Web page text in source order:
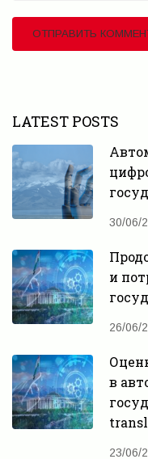
LATEST POSTS
30/06/
и
26/06/
в
23/06/